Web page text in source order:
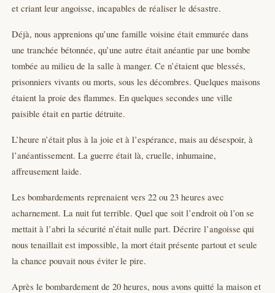
et criant leur angoisse, incapables de réaliser le désastre.
Déjà, nous apprenions qu’une famille voisine était emmurée dans
une tranchée bétonnée, qu’une autre était anéantie par une bombe
tombée au milieu de la salle à manger. Ce n’étaient que blessés,
prisonniers vivants ou morts, sous les décombres. Quelques maisons
étaient la proie des flammes. En quelques secondes une ville
paisible était en partie détruite.
L’heure n’était plus à la joie et à l’espérance, mais au désespoir, à
l’anéantissement. La guerre était là, cruelle, inhumaine,
affreusement laide.
Les bombardements reprenaient vers 22 ou 23 heures avec
acharnement. La nuit fut terrible. Quel que soit l’endroit où l’on se
mettait à l’abri la sécurité n’était nulle part. Décrire l’angoisse qui
nous tenaillait est impossible, la mort était présente partout et seule
la chance pouvait nous éviter le pire.
Après le bombardement de 20 heures, nous avons quitté la maison et